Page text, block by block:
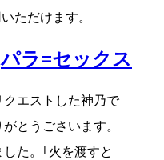
ただけます。
パラ=セックス
エストした神乃で
とうごさいます。
た。｢火を渡すと